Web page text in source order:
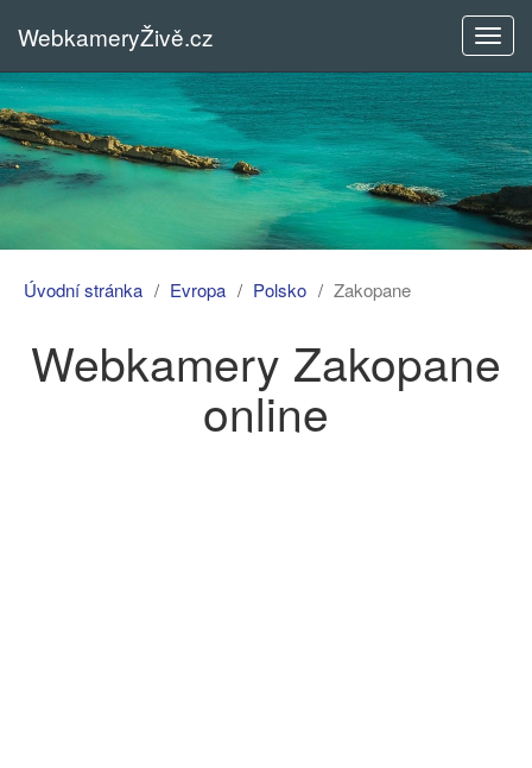
menu
WebkameryŽivě.cz
Úvodní stránka Evropa Polsko Zakopane
Webkamery Zakopane
online